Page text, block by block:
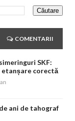
COMENTARII
SKF:
etanșare corectă
ani de tahograf